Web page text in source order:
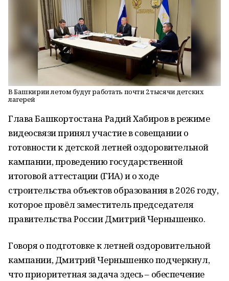
В Башкирии летом будут работать почти 2 тысячи детских
лагерей
Глава Башкортостана Радий Хабиров в режиме
видеосвязи принял участие в совещании о
готовности к детской летней оздоровительной
кампании, проведению государственной
итоговой аттестации (ГИА) и о ходе
строительства объектов образования в 2026 году,
которое провёл заместитель председателя
правительства России Дмитрий Чернышенко.
Говоря о подготовке к летней оздоровительной
кампании, Дмитрий Чернышенко подчеркнул,
что приоритетная задача здесь – обеспечение